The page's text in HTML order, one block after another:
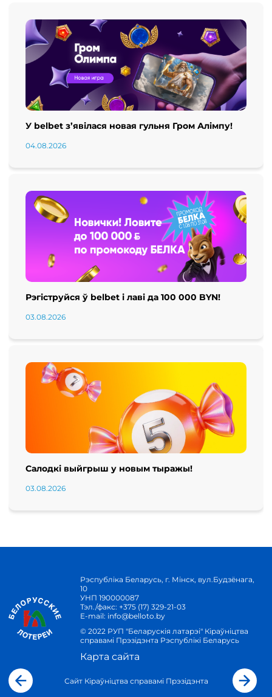
У belbet з’явілася новая гульня Гром Алімпу!
04.08.2026
Рэгіструйся ў belbet і лаві да 100 000 BYN!
03.08.2026
Салодкі выйгрыш у новым тыражы!
03.08.2026
Рэспубліка Беларусь, г. Мінск, вул.Будзёнага,
10
УНП 190000087
Тэл./факс: +375 (17) 329-21-03
E-mail: info@belloto.by
© 2022 РУП "Беларускія латарэі" Кіраўніцтва
справамі Прэзідэнта Рэспублікі Беларусь
Карта сайта
Сайт Кіраўніцтва справамі Прэзідэнта